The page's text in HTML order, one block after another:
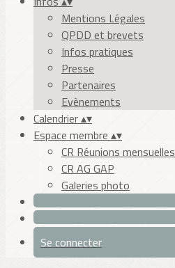
Mentions Légales
QPDD et brevets
Infos pratiques
Presse
Partenaires
Evènements
Calendrier▴▾
Espace membre ▴▾
CR Réunions mensuelles
CR AG GAP
Galeries photo
Se connecter